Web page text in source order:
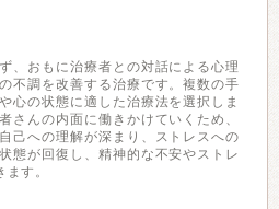
、おもに治療者との対話による心理
不調を改善する治療です。複数の手
心の状態に適した治療法を選択しま
さんの内面に働きかけていくため、
己への理解が深まり、ストレスへの
態が回復し、精神的な不安やストレ
す。